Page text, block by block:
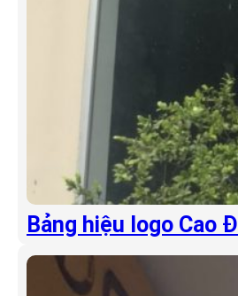
Bảng hiệu logo Cao